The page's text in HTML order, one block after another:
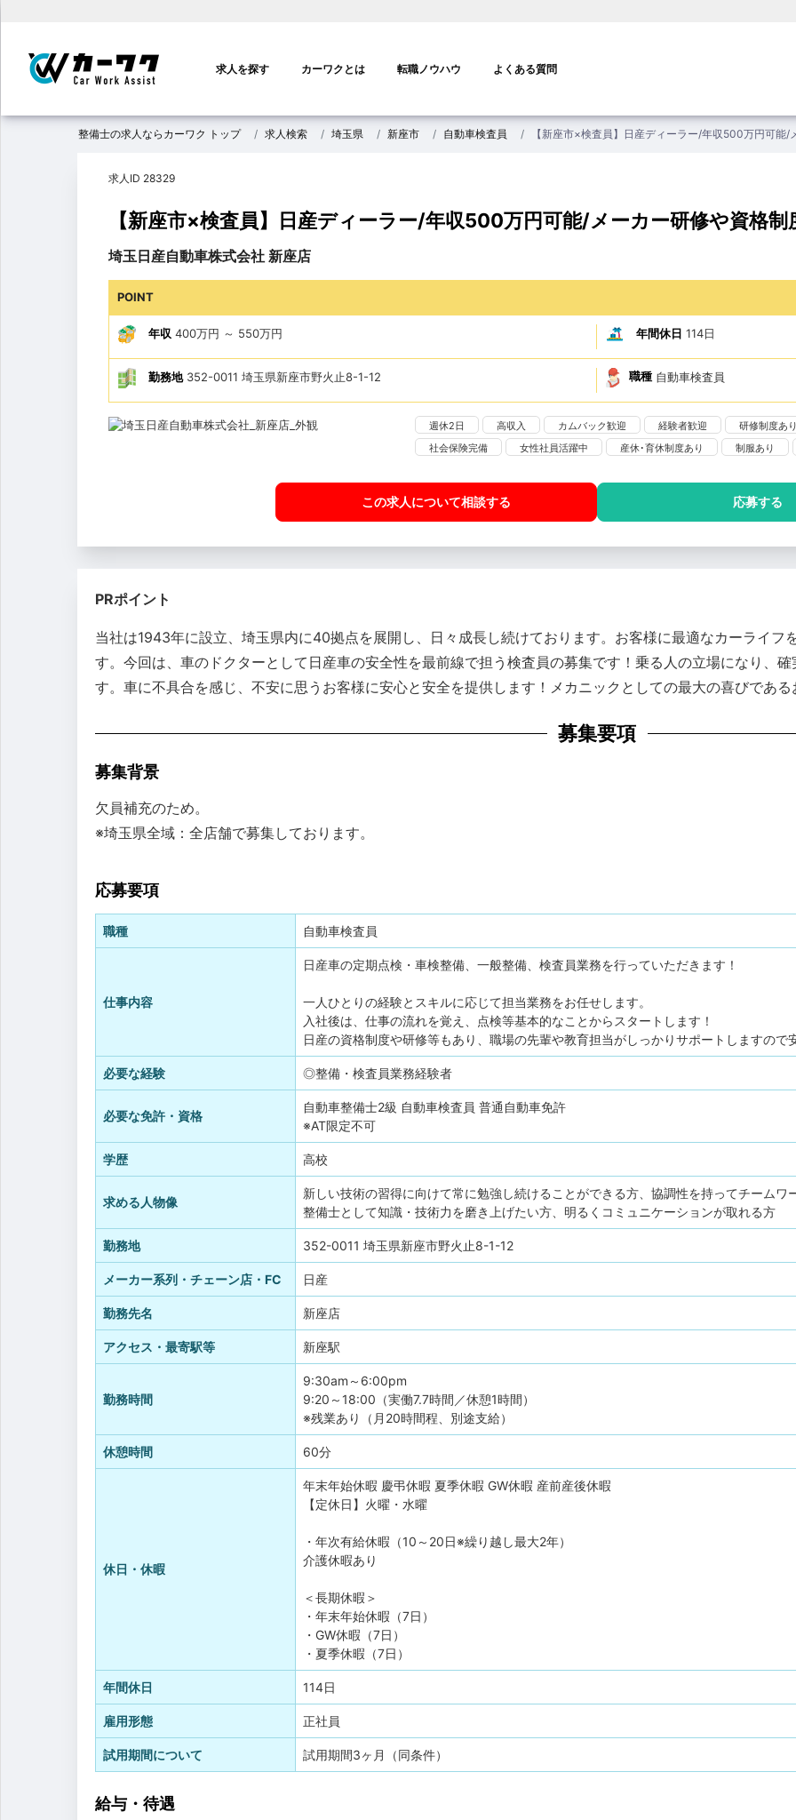
ン
ビ
ゲ
ン
求人を探す カーワクとは 転職ノウハウ よくある質問
整備士の求人ならカーワク トップ 求人検索 埼玉県 新座市 自動車検査員 【新座市×検査員】日産ディーラー/年収500万円可能/
求人ID 28329
【新座市×検査員】日産ディーラー/年収500万円可能/メーカー研修や資格制
埼玉日産自動車株式会社 新座店
POINT
年収 400万円 ～ 550万円 年間休日 114日
勤務地352-0011 埼玉県新座市野火止8-1-12 職種 自動車検査員
週休2日 高収入 カムバック歓迎 経験者歓迎
研修制度あ
社会保険完備
女性社員活躍中 産休･育休制度あり 制服あり
この求人について相談する 応募する
PRポイント
当社は1943年に設立、埼玉県内に40拠点を展開し、日々成長し続けております。お客様に最適なカーライフ
す。今回は、車のドクターとして日産車の安全性を最前線で担う検査員の募集です！乗る人の立場になり、
す。車に不具合を感じ、不安に思うお客様に安心と安全を提供します！メカニックとしての最大の喜びであ
募集要項
募集背景
欠員補充のため。
※埼玉県全域：全店舗で募集しております。
応募要項
職種 自動車検査員
仕事内容
日産車の定期点検・車検整備、一般整備、検査員業務を行っていただきます！
一人ひとりの経験とスキルに応じて担当業務をお任せします。
入社後は、仕事の流れを覚え、点検等基本的なことからスタートします！
日産の資格制度や研修等もあり、職場の先輩や教育担当がしっかりサポートしますので
必要な経験 ◎整備・検査員業務経験者
必要な免許・資格
自動車整備士2級 自動車検査員 普通自動車免許
※AT限定不可
学歴 高校
求める人物像
新しい技術の習得に向けて常に勉強し続けることができる方、協調性を持ってチームワ
整備士として知識・技術力を磨き上げたい方、明るくコミュニケーションが取れる方
勤務地 352-0011 埼玉県新座市野火止8-1-12
メーカー系列・チェーン店・FC 日産
勤務先名 新座店
アクセス・最寄駅等 新座駅
勤務時間
9:30am～6:00pm
9:20～18:00（実働7.7時間／休憩1時間）
※残業あり（月20時間程、別途支給）
休憩時間 60分
休日・休暇
年末年始休暇 慶弔休暇 夏季休暇 GW休暇 産前産後休暇
【定休日】火曜・水曜
・年次有給休暇（10～20日※繰り越し最大2年）
介護休暇あり
＜長期休暇＞
・年末年始休暇（7日）
・GW休暇（7日）
・夏季休暇（7日）
年間休日 114日
雇用形態 正社員
試用期間について 試用期間3ヶ月（同条件）
給与・待遇